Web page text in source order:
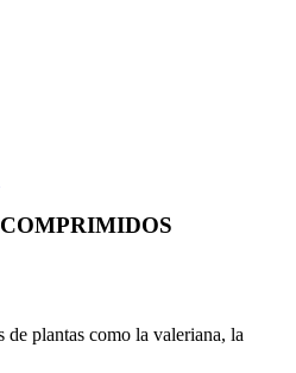
plantas como la valeriana, la